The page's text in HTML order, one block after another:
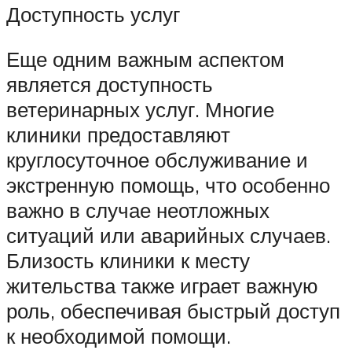
Доступность услуг
Еще одним важным аспектом
является доступность
ветеринарных услуг. Многие
клиники предоставляют
круглосуточное обслуживание и
экстренную помощь, что особенно
важно в случае неотложных
ситуаций или аварийных случаев.
Близость клиники к месту
жительства также играет важную
роль, обеспечивая быстрый доступ
к необходимой помощи.